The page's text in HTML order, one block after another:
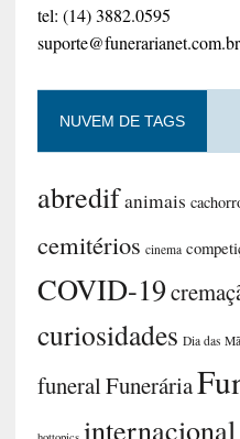
tel: (14) 3882.0595
suporte@funerarianet.com.br
NUVEM DE TAGS
abredifanimais
cemitérios cinema
COVID-19
curiosidades Dia das
funeralFunerária
internacional